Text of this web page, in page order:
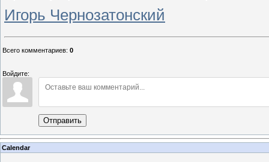
Игорь Чернозатонский
Всего комментариев: 0
Войдите:
Отправить
Calendar